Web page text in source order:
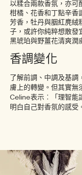
以糅合兩款香氛，亦可
柑橘、花香和丁點辛香
芳香，牡丹與胭紅麂絨
子，或許你純粹想散發
黑琥珀與野薑花清爽潤
香調變化
了解前調、中調及基
膚上的轉變。但其實無
Celine表示︰「理智能
明白自己對香氛的感受